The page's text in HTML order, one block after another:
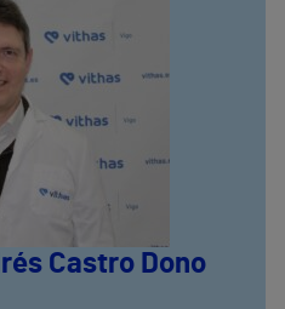
Castro Dono